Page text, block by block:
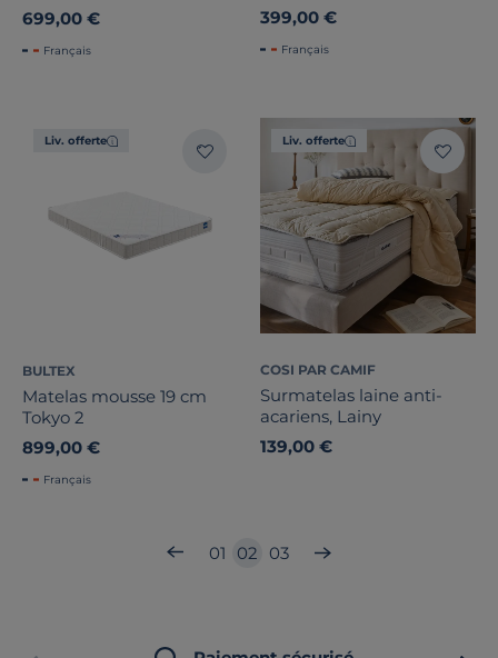
699,00 €
Français
399,00 €
Français
Liv. offerte
BULTEX
Matelas mousse 19 cm
Tokyo 2
899,00 €
Français
Liv. offerte
COSI PAR CAMIF
Surmatelas laine anti-
acariens, Lainy
139,00 €
01 02 03